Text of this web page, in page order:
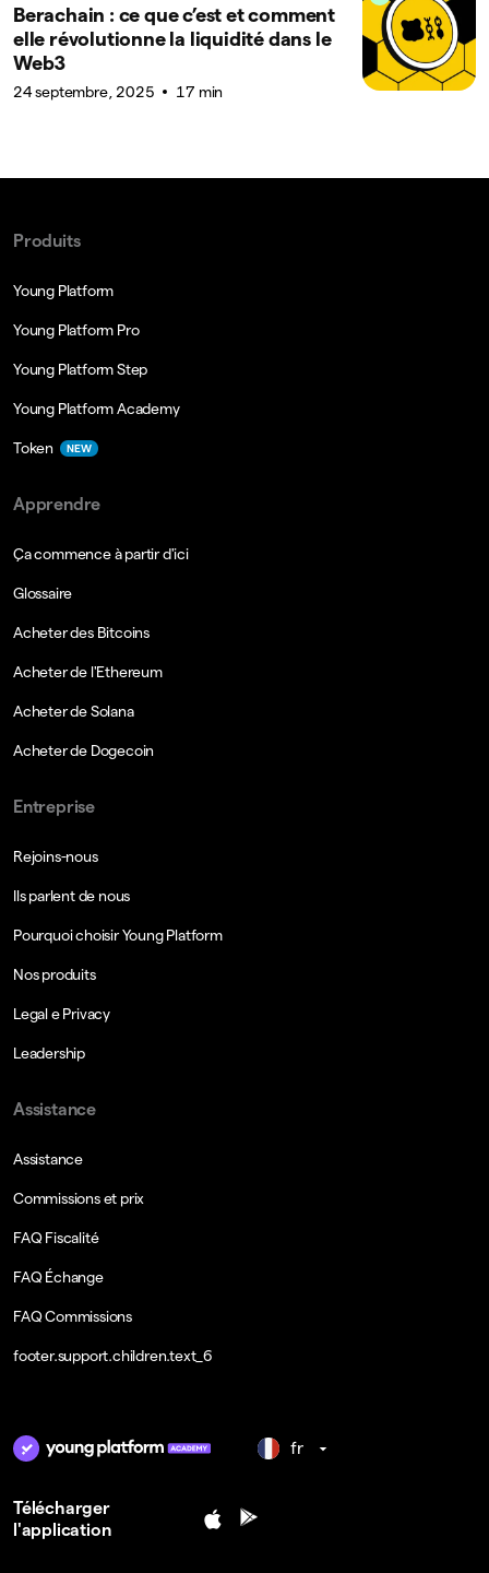
Berachain : ce que c’est et comment
elle révolutionne la liquidité dans le
Web3
24 septembre, 2025 17 min
Produits
Young Platform
Young Platform Pro
Young Platform Step
Young Platform Academy
Token NEW
Apprendre
Ça commence à partir d'ici
Glossaire
Acheter des Bitcoins
Acheter de l'Ethereum
Acheter de Solana
Acheter de Dogecoin
Entreprise
Rejoins-nous
Ils parlent de nous
Pourquoi choisir Young Platform
Nos produits
Legal e Privacy
Leadership
Assistance
Assistance
Commissions et prix
FAQ Fiscalité
FAQ Échange
FAQ Commissions
footer.support.children.text_6
fr
Télécharger
l'application